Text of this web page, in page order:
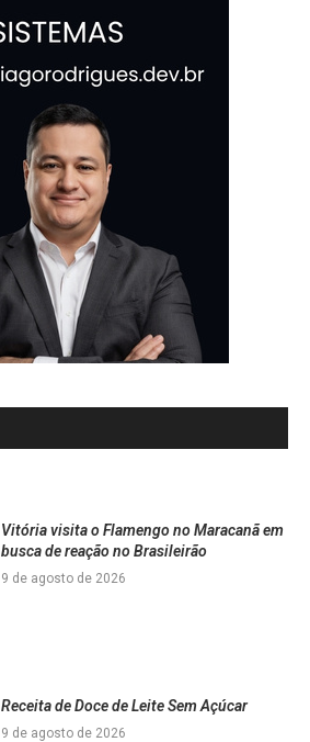
Vitória visita o Flamengo no Maracanã em
busca de reação no Brasileirão
9 de agosto de 2026
Receita de Doce de Leite Sem Açúcar
9 de agosto de 2026